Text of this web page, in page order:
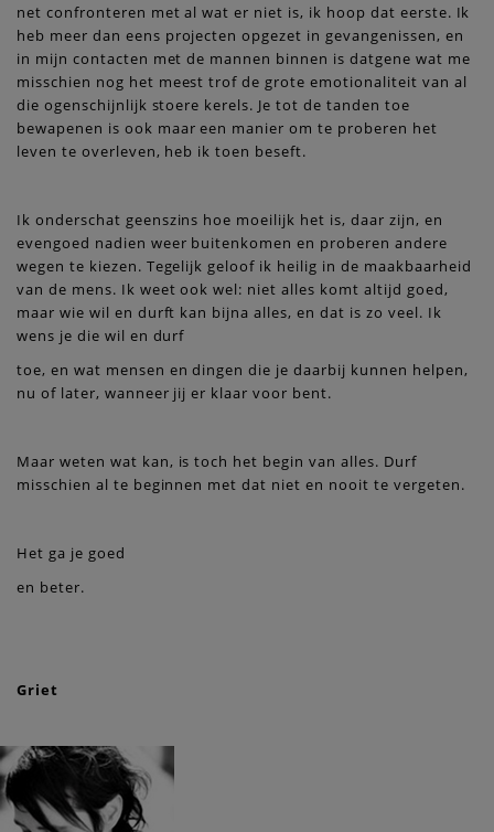
net confronteren met al wat er niet is, ik hoop dat eerste. Ik
heb meer dan eens projecten opgezet in gevangenissen, en
in mijn contacten met de mannen binnen is datgene wat me
misschien nog het meest trof de grote emotionaliteit van al
die ogenschijnlijk stoere kerels. Je tot de tanden toe
bewapenen is ook maar een manier om te proberen het
leven te overleven, heb ik toen beseft.
Ik onderschat geenszins hoe moeilijk het is, daar zijn, en
evengoed nadien weer buitenkomen en proberen andere
wegen te kiezen. Tegelijk geloof ik heilig in de maakbaarheid
van de mens. Ik weet ook wel: niet alles komt altijd goed,
maar wie wil en durft kan bijna alles, en dat is zo veel. Ik
wens je die wil en durf
toe, en wat mensen en dingen die je daarbij kunnen helpen,
nu of later, wanneer jij er klaar voor bent.
Maar weten wat kan, is toch het begin van alles. Durf
misschien al te beginnen met dat niet en nooit te vergeten.
Het ga je goed
en beter.
Griet